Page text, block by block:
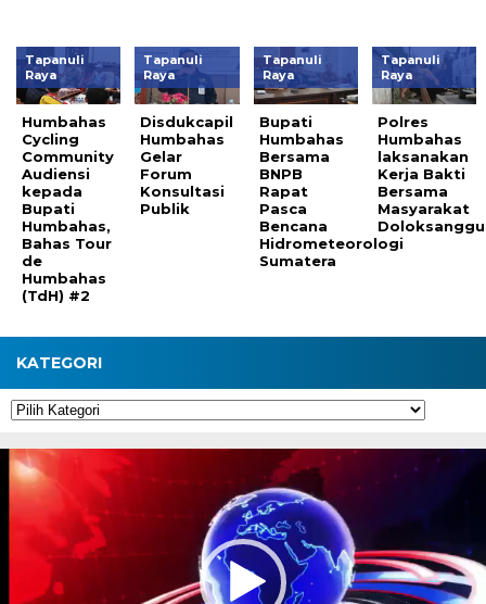
Tapanuli
Raya
Humbahas
Cycling
Community
Audiensi
kepada
Bupati
Humbahas,
Bahas Tour
de
Humbahas
(TdH) #2
Tapanuli
Raya
Disdukcapil
Humbahas
Gelar
Forum
Konsultasi
Publik
Tapanuli
Raya
Bupati
Humbahas
Bersama
BNPB
Rapat
Pasca
Bencana
Hidrometeorologi
Sumatera
Tapanuli
Raya
Polres
Humbahas
laksanakan
Kerja Bakti
Bersama
Masyarakat
KATEGORI
Kategori
Pemutar
Video